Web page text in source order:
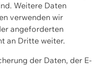
Weitere Daten
verwenden wir
angeforderten
an Dritte weiter.
der Daten, der E-